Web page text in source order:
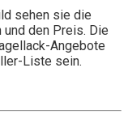
sehen sie die
den Preis. Die
Angebote
Liste sein.